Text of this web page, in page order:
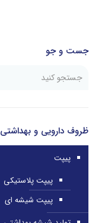
جست و جو
ظروف دارویی و بهداشتی
پیپت
پیپت پلاستیکی
پیپت شیشه ای